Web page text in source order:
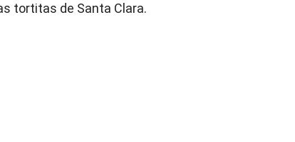
tortitas de Santa Clara.